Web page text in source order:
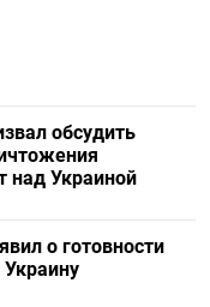
обсудить
над Украиной
о готовности
Украину